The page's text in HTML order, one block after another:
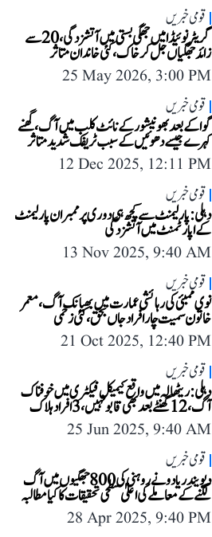
قومی خبریں
گریٹر نوئیڈا میں جھگی بستی میں آتشزدگی، 20 سے
زائد جھگیاں جل کر خاک، کئی خاندان متاثر
25 May 2026, 3:00 PM
قومی خبریں
گوا کے بعد بھونیشور کے نائٹ کلب میں آگ، گھنے
کہرے جیسے دھوئیں کے سبب ٹریفک شدید متاثر
12 Dec 2025, 12:11 PM
قومی خبریں
دہلی: پارلیمنٹ سے کچھ ہی دوری پر ممبران پارلیمنٹ
کے اپارٹمنٹ میں آتشزدگی
13 Nov 2025, 9:40 AM
قومی خبریں
نوی ممبئی کی رہائشی عمارت میں بھیانک آگ، معمر
خاتون سمیت چار افراد جاں بحق، کئی زخمی
21 Oct 2025, 12:40 PM
قومی خبریں
دہلی: ریٹھالہ میں واقع کیمیکل فیکٹری میں خوفناک
آگ، 12 گھنٹے بعد بھی قابو نہیں، 3 افراد ہلاک
25 Jun 2025, 9:40 AM
قومی خبریں
دیویندر یادو نے روہنی کی 800 جھگیوں میں آگ
لگنے کے معاملے کی اعلیٰ سطحی تحقیقات کا کیا مطالبہ
28 Apr 2025, 9:40 PM